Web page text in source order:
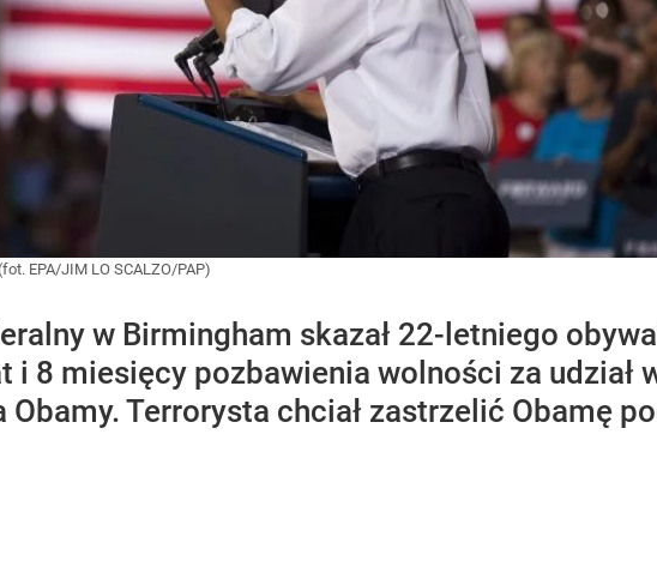
EPA/JIM LO SCALZO/PAP)
w Birmingham skazał 22-letniego
i 8 miesięcy pozbawienia wolności za udział
Obamy. Terrorysta chciał zastrzelić Obamę